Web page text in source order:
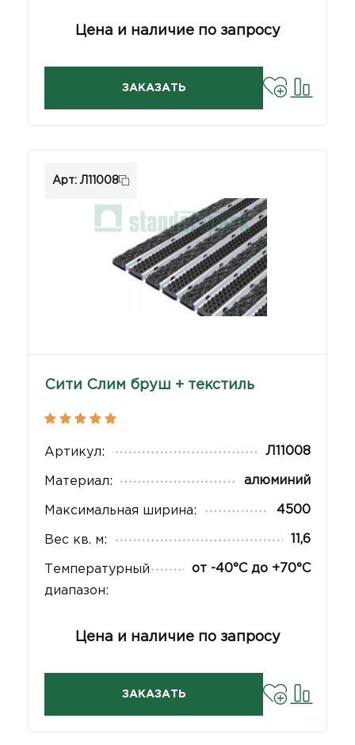
Цена и наличие по запросу
ЗАКАЗАТЬ
Арт: Л11008
Сити Слим бруш + текстиль
Артикул: Л11008
Материал: алюминий
Максимальная ширина: 4500
Вес кв. м: 11,6
Температурный
диапазон:
от -40°С до +70°С
Цена и наличие по запросу
ЗАКАЗАТЬ